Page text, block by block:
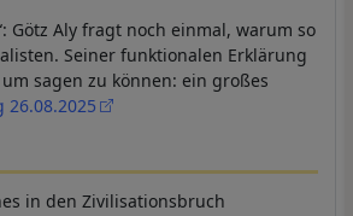
Götz Aly fragt noch einmal, warum so
Seiner funktionalen Erklärung
sagen zu können: ein großes
26.08.2025
in den Zivilisationsbruch